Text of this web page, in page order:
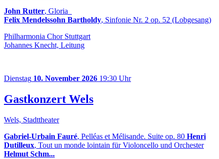
John Rutter, Gloria
Felix Mendelssohn Bartholdy, Sinfonie Nr. 2 op. 52 (Lobgesang)
Philharmonia Chor Stuttgart
Johannes Knecht, Leitung
Dienstag 10. November 2026 19:30 Uhr
Gastkonzert Wels
Wels, Stadttheater
Gabriel-Urbain Fauré, Pelléas et Mélisande. Suite op. 80 Henri
Dutilleux, Tout un monde lointain für Violoncello und Orchester
Helmut Schm...